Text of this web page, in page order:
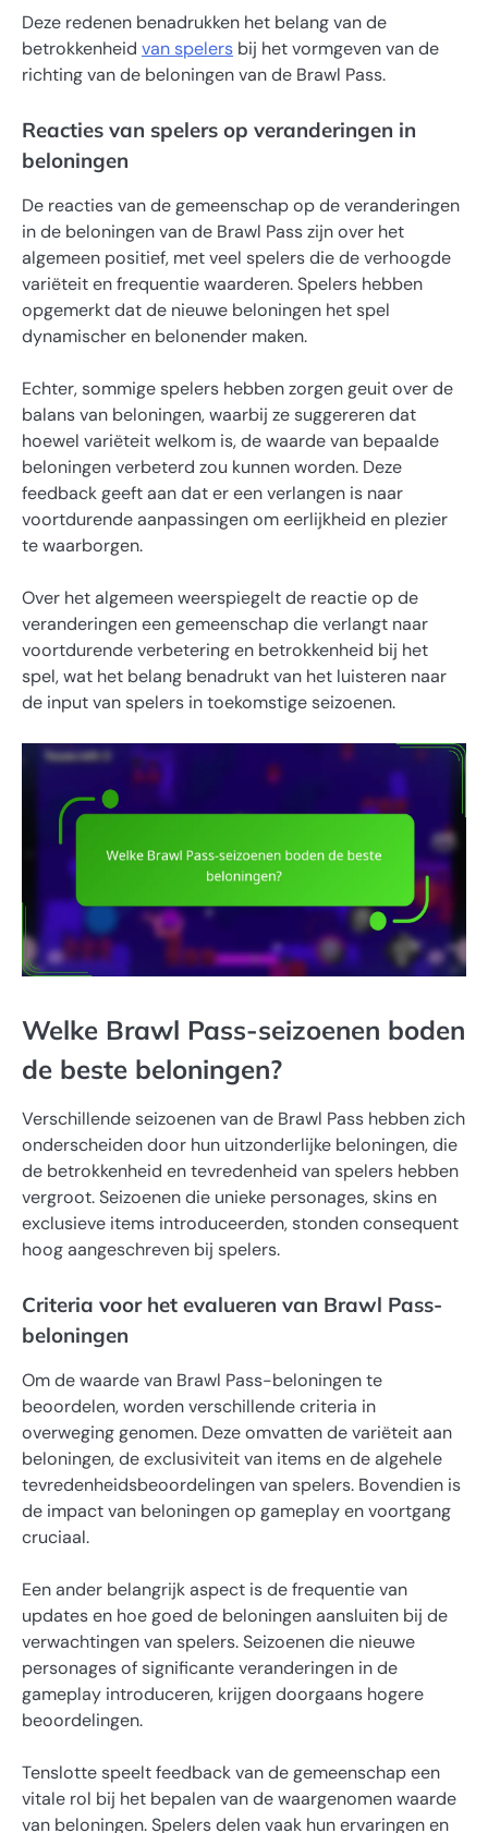
Deze redenen benadrukken het belang van de
betrokkenheid van spelers bij het vormgeven van de
richting van de beloningen van de Brawl Pass.
Reacties van spelers op veranderingen in
beloningen
De reacties van de gemeenschap op de veranderingen
in de beloningen van de Brawl Pass zijn over het
algemeen positief, met veel spelers die de verhoogde
variëteit en frequentie waarderen. Spelers hebben
opgemerkt dat de nieuwe beloningen het spel
dynamischer en belonender maken.
Echter, sommige spelers hebben zorgen geuit over de
balans van beloningen, waarbij ze suggereren dat
hoewel variëteit welkom is, de waarde van bepaalde
beloningen verbeterd zou kunnen worden. Deze
feedback geeft aan dat er een verlangen is naar
voortdurende aanpassingen om eerlijkheid en plezier
te waarborgen.
Over het algemeen weerspiegelt de reactie op de
veranderingen een gemeenschap die verlangt naar
voortdurende verbetering en betrokkenheid bij het
spel, wat het belang benadrukt van het luisteren naar
de input van spelers in toekomstige seizoenen.
Welke Brawl Pass-seizoenen boden
de beste beloningen?
Verschillende seizoenen van de Brawl Pass hebben zich
onderscheiden door hun uitzonderlijke beloningen, die
de betrokkenheid en tevredenheid van spelers hebben
vergroot. Seizoenen die unieke personages, skins en
exclusieve items introduceerden, stonden consequent
hoog aangeschreven bij spelers.
Criteria voor het evalueren van Brawl Pass-
beloningen
Om de waarde van Brawl Pass-beloningen te
beoordelen, worden verschillende criteria in
overweging genomen. Deze omvatten de variëteit aan
beloningen, de exclusiviteit van items en de algehele
tevredenheidsbeoordelingen van spelers. Bovendien is
de impact van beloningen op gameplay en voortgang
cruciaal.
Een ander belangrijk aspect is de frequentie van
updates en hoe goed de beloningen aansluiten bij de
verwachtingen van spelers. Seizoenen die nieuwe
personages of significante veranderingen in de
gameplay introduceren, krijgen doorgaans hogere
beoordelingen.
Tenslotte speelt feedback van de gemeenschap een
vitale rol bij het bepalen van de waargenomen waarde
van beloningen. Spelers delen vaak hun ervaringen en